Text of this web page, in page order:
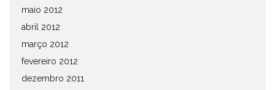
maio 2012
abril 2012
março 2012
fevereiro 2012
dezembro 2011